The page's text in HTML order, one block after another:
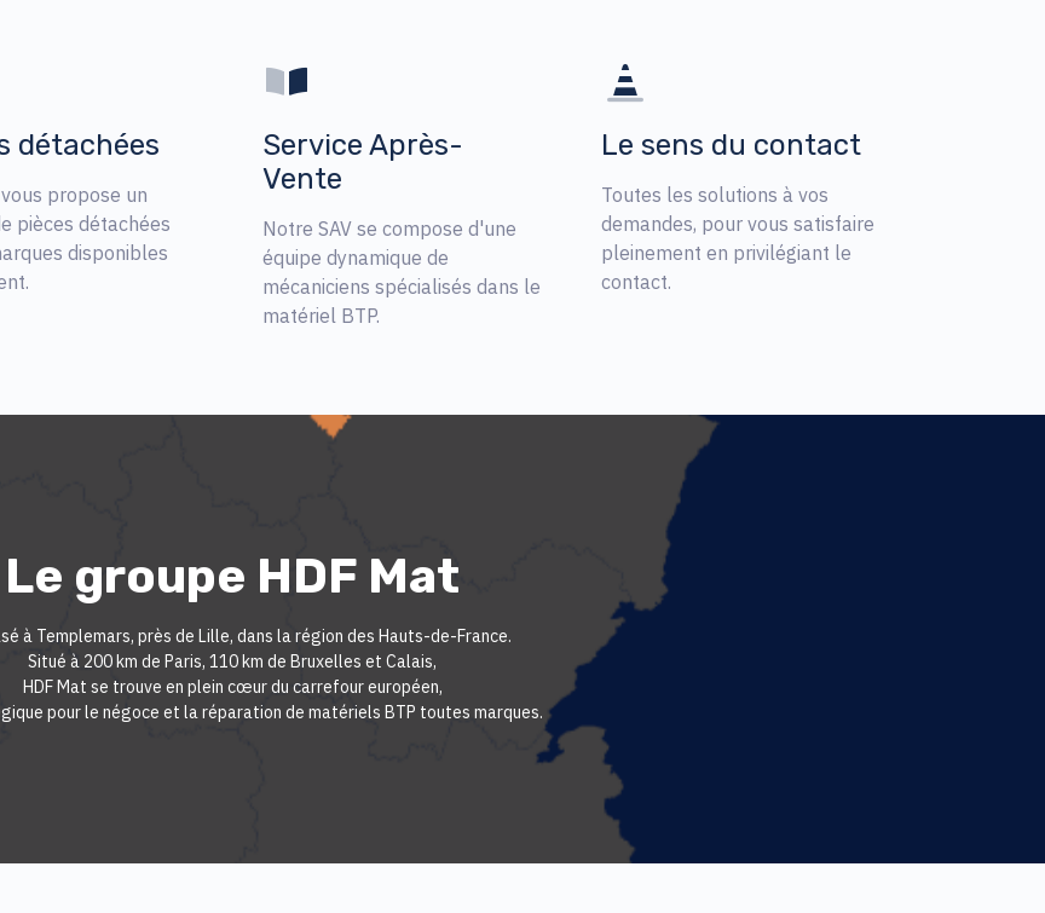
détachées
propose un
pièces détachées
disponibles
Service Après-
Vente
Notre SAV se compose d'une
équipe dynamique de
mécaniciens spécialisés dans le
matériel BTP.
Le sens du contact
Toutes les solutions à vos
demandes, pour vous satisfaire
pleinement en privilégiant le
contact.
Le groupe HDF Mat
à Templemars, près de Lille, dans la région des Hauts-de-France.
Situé à 200 km de Paris, 110 km de Bruxelles et Calais,
HDF Mat se trouve en plein cœur du carrefour européen,
pour le négoce et la réparation de matériels BTP toutes marques.